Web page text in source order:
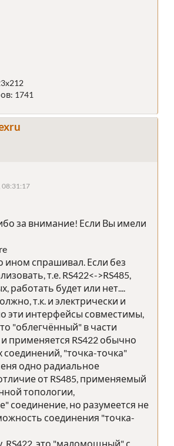
1741
08:31:17
за внимание! Если Вы имели
ином спрашивал. Если без
т.е. RS422<->RS485,
работать будет или нет....
т.к. и электрически и
эти интерфейсы совместимы,
"облегчённый" в части
и применяется RS422 обычно
соединений, "точка-точка"
одно радиальное
от RS485, применяемый
топологии,
соединение, но разумеется не
соединения "точка-
RS422, это "маломощный" с